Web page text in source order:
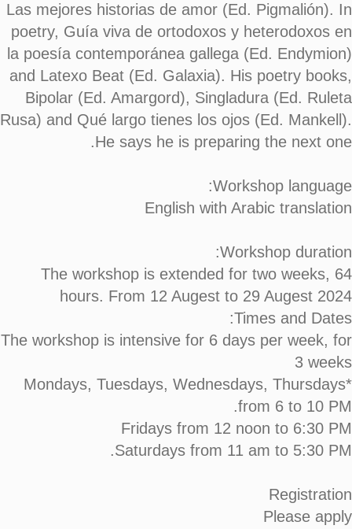
Las mejores historias de amor (Ed. Pigmalión). In
poetry, Guía viva de ortodoxos y heterodoxos en
la poesía contemporánea gallega (Ed. Endymion)
and Latexo Beat (Ed. Galaxia). His poetry books,
Bipolar (Ed. Amargord), Singladura (Ed. Ruleta
Rusa) and Qué largo tienes los ojos (Ed. Mankell).
He says he is preparing the next one.
Workshop language:
English with Arabic translation
Workshop duration:
The workshop is extended for two weeks, 64
hours. From 12 Augest to 29 Augest 2024
Times and Dates:
The workshop is intensive for 6 days per week, for
3 weeks
*Mondays, Tuesdays, Wednesdays, Thursdays
from 6 to 10 PM.
Fridays from 12 noon to 6:30 PM
Saturdays from 11 am to 5:30 PM.
Registration
Please apply